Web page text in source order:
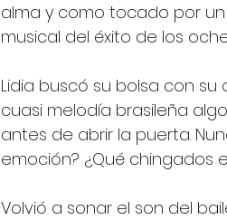
alma y como tocado por
musical del éxito de los
Lidia buscó su bolsa con
cuasi melodía brasileña
antes de abrir la puerta.
emoción? ¿Qué chingados
Volvió a sonar el son del